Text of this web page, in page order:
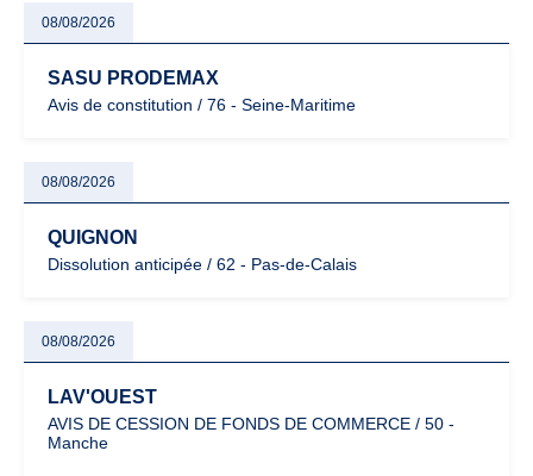
08/08/2026
SASU PRODEMAX
Avis de constitution / 76 - Seine-Maritime
08/08/2026
QUIGNON
Dissolution anticipée / 62 - Pas-de-Calais
08/08/2026
LAV'OUEST
AVIS DE CESSION DE FONDS DE COMMERCE / 50 -
Manche